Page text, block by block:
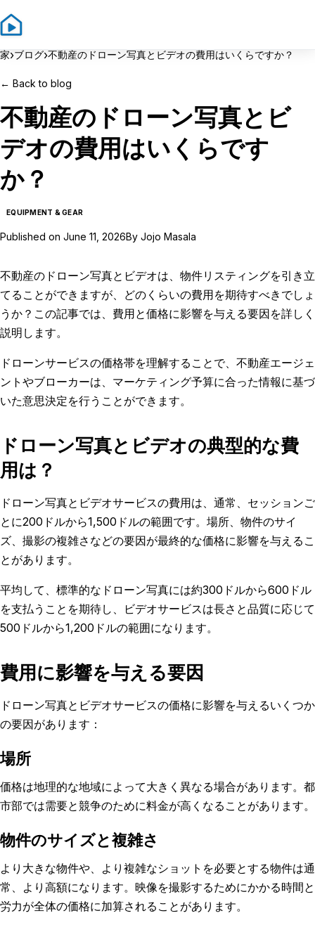
家›ブログ›不動産のドローン写真とビデオの費用はいくらですか？
← Back to blog
不動産のドローン写真とビ
デオの費用はいくらです
か？
EQUIPMENT & GEAR
Published on June 11, 2026By Jojo Masala
不動産のドローン写真とビデオは、物件リスティングを引き立
てることができますが、どのくらいの費用を期待すべきでしょ
うか？この記事では、費用と価格に影響を与える要因を詳しく
説明します。
ドローンサービスの価格帯を理解することで、不動産エージェ
ントやブローカーは、マーケティング予算に合った情報に基づ
いた意思決定を行うことができます。
ドローン写真とビデオの典型的な費
用は？
ドローン写真とビデオサービスの費用は、通常、セッションご
とに200ドルから1,500ドルの範囲です。場所、物件のサイ
ズ、撮影の複雑さなどの要因が最終的な価格に影響を与えるこ
とがあります。
平均して、標準的なドローン写真には約300ドルから600ドル
を支払うことを期待し、ビデオサービスは長さと品質に応じて
500ドルから1,200ドルの範囲になります。
費用に影響を与える要因
ドローン写真とビデオサービスの価格に影響を与えるいくつか
の要因があります：
場所
価格は地理的な地域によって大きく異なる場合があります。都
市部では需要と競争のために料金が高くなることがあります。
物件のサイズと複雑さ
より大きな物件や、より複雑なショットを必要とする物件は通
常、より高額になります。映像を撮影するためにかかる時間と
労力が全体の価格に加算されることがあります。